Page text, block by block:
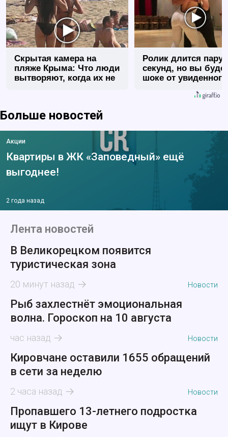
Скрытая камера на
пляже Крыма: Что люди
вытворяют, когда их не
Ролик длится пару
секунд, но вы
шоке от увиденного
Больше новостей
Акции
Квартиры в ЖК «Заповедный» ещё
выгоднее!
2 года назад
Лента новостей
В Великорецком появится
туристическая зона
20 минут назад Новости
Рыб захлестнёт эмоциональная
волна. Гороскоп на 10 августа
час назад Новости
Кировчане оставили 1655 обращений
в сети за неделю
2 часа назад Новости
Пропавшего 13-летнего подростка
ищут в Кирове